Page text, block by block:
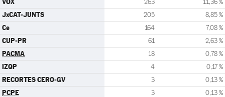
263 11,36 %
JxCAT-JUNTS 205 8,85 %
Cs 164 7,08 %
CUP-PR 61 2,63 %
PACMA 18 0,78 %
IZQP 4 0,17 %
RECORTES CERO-GV 3 0,13 %
PCPE 3 0,13 %